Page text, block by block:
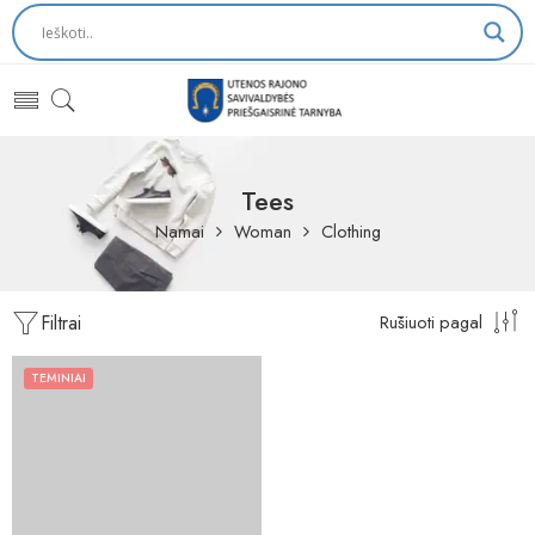
Tees
Namai Woman Clothing
Filtrai Rūšiuoti pagal
TEMINIAI